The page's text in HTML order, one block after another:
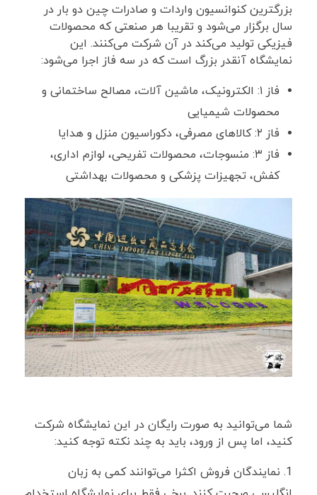
بزرگترین کنوانسیون واردات و صادرات چین دو بار در
سال برگزار می‌شود و تقریبا هر صنعتی که محصولات
فیزیکی تولید می‌کند در آن شرکت می‌کنند. این
نمایشگاه آنقدر بزرگ است که در سه فاز اجرا می‌شود:
فاز ۱: الکترونیک، ماشین آلات، مصالح ساختمانی و
محصولات شیمیایی
فاز ۲: کالا‌های مصرفی، دکوراسیون منزل و هدایا
فاز ۳: منسوجات، محصولات تفریحی، لوازم اداری،
کفش، تجهیزات پزشکی و محصولات بهداشتی
شما می‌توانید به صورت رایگان در این نمایشگاه شرکت
کنید، اما پس از ورود، باید به چند نکته توجه کنید:
نمایندگان فروش اکثرا می‌توانند کمی به زبان